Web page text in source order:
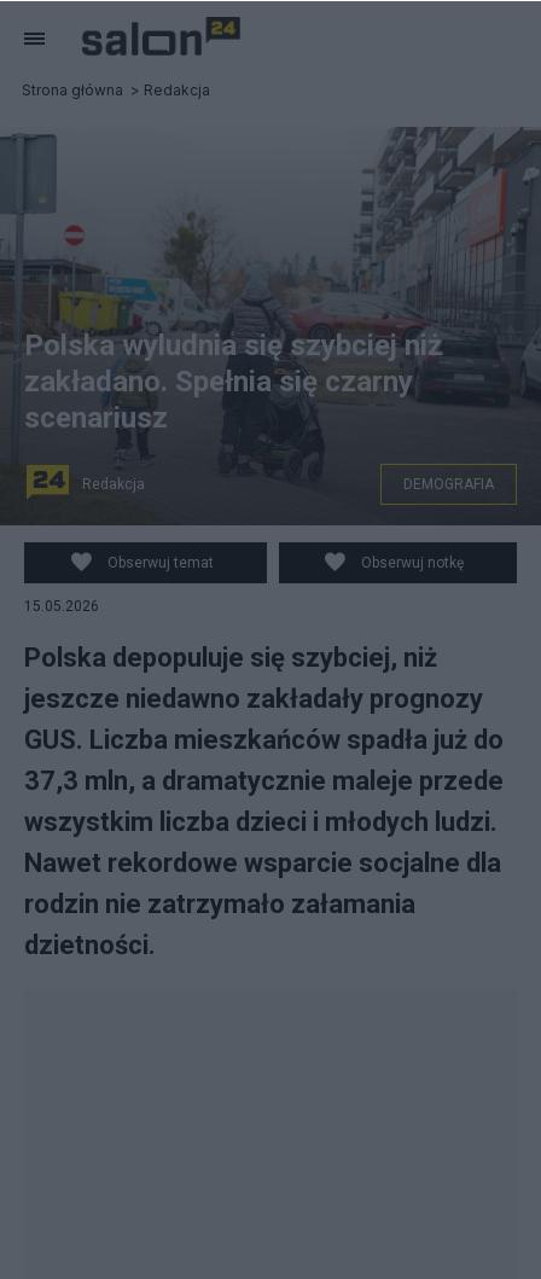
Strona główna Redakcja
Polska wyludnia się szybciej niż
zakładano. Spełnia się czarny
scenariusz
Redakcja DEMOGRAFIA
Obserwuj temat Obserwuj notkę
15.05.2026
Polska depopuluje się szybciej, niż
jeszcze niedawno zakładały prognozy
GUS. Liczba mieszkańców spadła już do
37,3 mln, a dramatycznie maleje przede
wszystkim liczba dzieci i młodych ludzi.
Nawet rekordowe wsparcie socjalne dla
rodzin nie zatrzymało załamania
dzietności.